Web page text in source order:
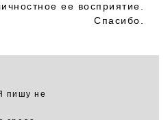
ее восприятие.
Спасибо.
пишу не